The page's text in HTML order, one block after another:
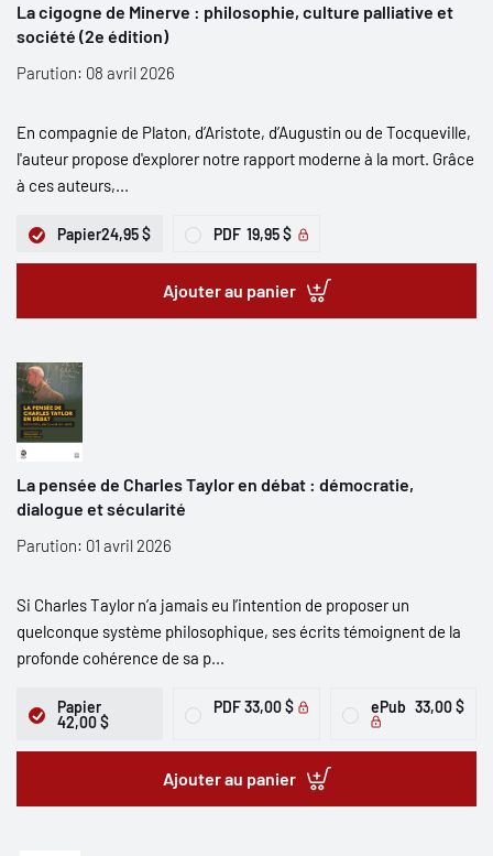
La cigogne de Minerve : philosophie, culture palliative et
société (2e édition)
Parution: 08 avril 2026
En compagnie de Platon, d’Aristote, d’Augustin ou de Tocqueville,
l'auteur propose d'explorer notre rapport moderne à la mort. Grâce
à ces auteurs,...
Papier24,95 $ PDF 19,95 $
Ajouter au panier
La pensée de Charles Taylor en débat : démocratie,
dialogue et sécularité
Parution: 01 avril 2026
Si Charles Taylor n’a jamais eu l’intention de proposer un
quelconque système philosophique, ses écrits témoignent de la
profonde cohérence de sa p...
Papier
42,00 $
PDF 33,00 $ ePub 33,00 $
Ajouter au panier